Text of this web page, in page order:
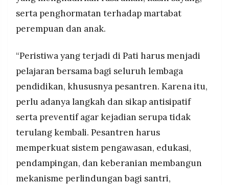
serta penghormatan terhadap martabat
perempuan dan anak.
“Peristiwa yang terjadi di Pati harus menjadi
pelajaran bersama bagi seluruh lembaga
pendidikan, khususnya pesantren. Karena itu,
perlu adanya langkah dan sikap antisipatif
serta preventif agar kejadian serupa tidak
terulang kembali. Pesantren harus
memperkuat sistem pengawasan, edukasi,
pendampingan, dan keberanian membangun
mekanisme perlindungan bagi santri,